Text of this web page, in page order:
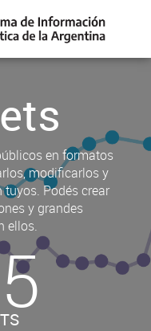
en formatos
modificarlos y
Podés crear
y grandes
ellos.